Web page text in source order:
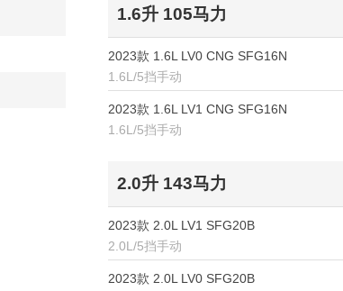
1.6升 105马力
2023款 1.6L LV0 CNG SFG16N
1.6L/5挡手动
2023款 1.6L LV1 CNG SFG16N
1.6L/5挡手动
2.0升 143马力
2023款 2.0L LV1 SFG20B
2.0L/5挡手动
2023款 2.0L LV0 SFG20B